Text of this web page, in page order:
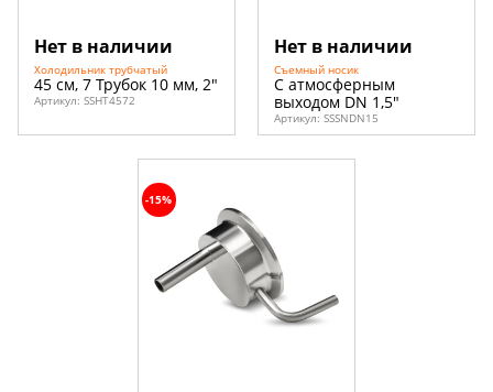
Нет в наличии
Холодильник трубчатый
45 см, 7 Трубок 10 мм, 2"
Артикул: SSHT4572
Нет в наличии
Съемный носик
С атмосферным
выходом DN 1,5"
Артикул: SSSNDN15
-15%